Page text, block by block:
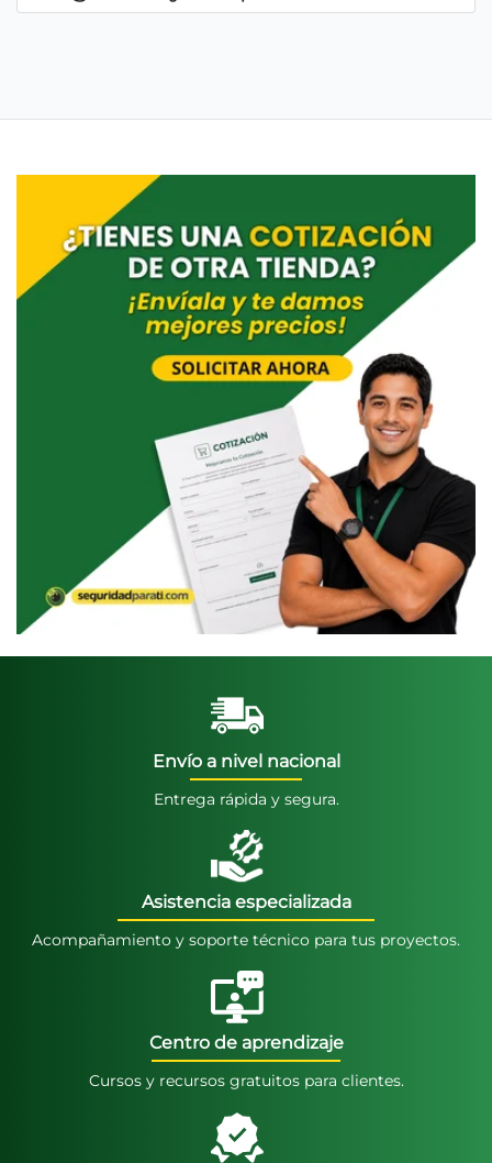
Envío a nivel nacional
Entrega rápida y segura.
Asistencia especializada
Acompañamiento y soporte técnico para tus proyectos.
Centro de aprendizaje
Cursos y recursos gratuitos para clientes.